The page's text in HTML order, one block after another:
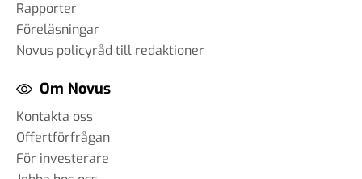
Rapporter
Föreläsningar
Novus policyråd till redaktioner
Om Novus
Kontakta oss
Offertförfrågan
För investerare